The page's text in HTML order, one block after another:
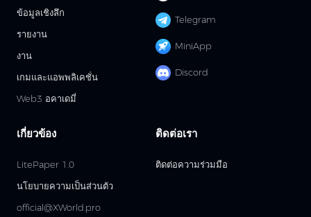
Telegram
MiniApp
Discord
ข้อมูลเชิงลึก
รายงาน
งาน
เกมและแอพพลิเคชั่น
Web3 อคาเดมี่
เกี่ยวข้อง
LitePaper 1.0
นโยบายความเป็นส่วนตัว
official@XWorld.pro
ติดต่อเรา
ติดต่อความร่วมมือ